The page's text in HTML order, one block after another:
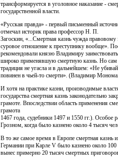
трансформируется в уголовное наказание -
государственной власти.
«Русская правда» - первый письменный
отмечал историк права профессор Н. П.
Загоскин, «...Смертная казнь чужда
суровое отношение к преступнику вообще».
рекомендовали князю Владимиру
широко применявшую смертную казнь. Но сам
традиция не угасла и в дальнейшем: «Не
повинен в чьей-то смерти». (Владимир
И хотя на практике казни, производимые
государства смертная казнь законодательно
грамоте. Впоследствии область применения
грамота
1467 года, судебники 1497 и 1550 гг.). Особое
Грозном, когда было казнено около 4 тысяч
В то же самое время в Европе смертная казнь
Германии при Карле V было казнено около
вынес примерно 20 тысяч смертных